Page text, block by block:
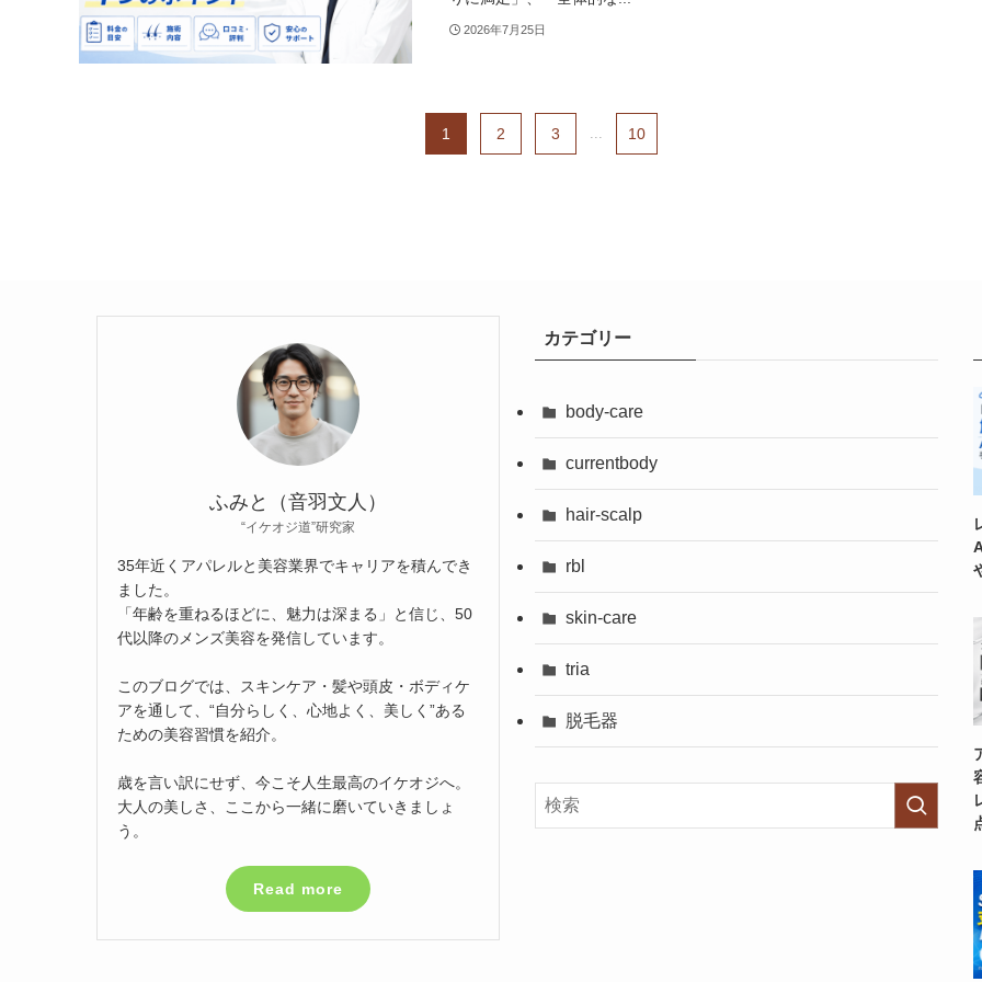
2026年7月25日
1 2 3 10
ふみと（音羽文人）
“イケオジ道”研究家
35年近くアパレルと美容業界でキャリアを積んでき
ました。
「年齢を重ねるほどに、魅力は深まる」と信じ、50
代以降のメンズ美容を発信しています。
このブログでは、スキンケア・髪や頭皮・ボディケ
アを通して、“自分らしく、心地よく、美しく”ある
ための美容習慣を紹介。
歳を言い訳にせず、今こそ人生最高のイケオジへ。
大人の美しさ、ここから一緒に磨いていきましょ
う。
Read more
カテゴリー
body-care
currentbody
hair-scalp
rbl
skin-care
tria
脱毛器